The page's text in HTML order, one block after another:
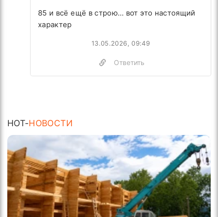
85 и всё ещё в строю… вот это настоящий
характер
13.05.2026, 09:49
Ответить
HOT-НОВОСТИ